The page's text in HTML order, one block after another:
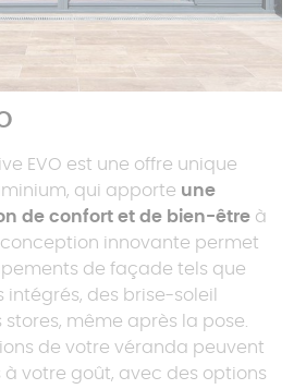
EVO est une offre unique
qui apporte une
de confort et de bien-être à
innovante permet
de façade tels que
intégrés, des brise-soleil
même après la pose.
de votre véranda peuvent
à votre goût, avec des options